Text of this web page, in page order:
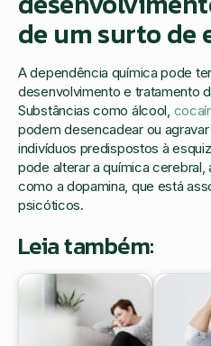
de um surto de
A dependência química pode
desenvolvimento e tratamento
Substâncias como álcool,
podem desencadear ou
indivíduos predispostos à
pode alterar a química
como a dopamina, que está
psicóticos.
Leia também: